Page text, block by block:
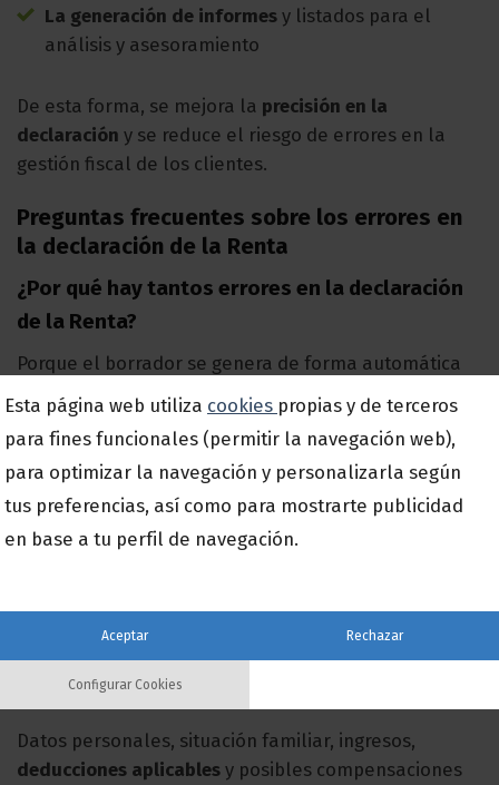
La generación de informes y listados para el
análisis y asesoramiento
De esta forma, se mejora la precisión en la
declaración y se reduce el riesgo de errores en la
gestión fiscal de los clientes.
Preguntas frecuentes sobre los errores en
la declaración de la Renta
¿Por qué hay tantos errores en la declaración
de la Renta?
Porque el borrador se genera de forma automática
con datos de terceros, lo que puede provocar
omisiones o información incompleta
¿Quién es responsable si el borrador tiene
errores?
Elcontribuyente, ya que la Agencia Tributaria no
declaración incorrecta.
¿Qué se debe revisar antes de confirmar la
Renta?
Datos personales, situación familiar, ingresos,
deducciones aplicables y posibles compensaciones
Esta página web utiliza cookies propias y de terceros
para fines funcionales (permitir la navegación web),
para optimizar la navegación y personalizarla según
tus preferencias, así como para mostrarte publicidad
en base a tu perfil de navegación.
Aceptar Rechazar
Configurar Cookies